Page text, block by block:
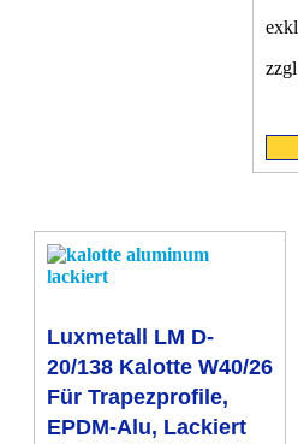
Luxmetall LM D-
20/138 Kalotte W40/26
Für Trapezprofile,
EPDM-Alu, Lackiert